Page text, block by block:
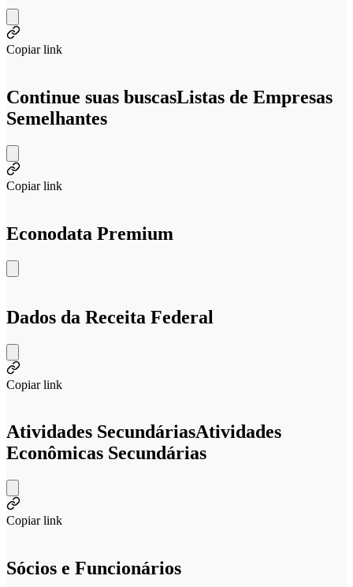
Copiar link
Continue suas buscasListas de Empresas
Semelhantes
Copiar link
Econodata Premium
Dados da Receita Federal
Copiar link
Atividades SecundáriasAtividades
Econômicas Secundárias
Copiar link
Sócios e Funcionários